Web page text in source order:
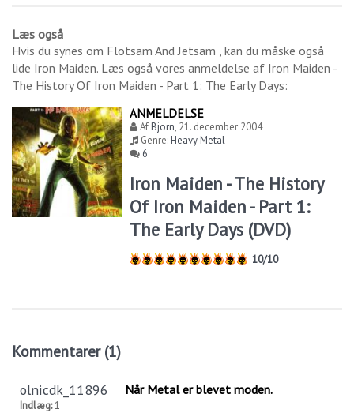
Læs også
Hvis du synes om Flotsam And Jetsam , kan du måske også
lide Iron Maiden. Læs også vores anmeldelse af Iron Maiden -
The History Of Iron Maiden - Part 1: The Early Days:
ANMELDELSE
AfBjorn, 21. december 2004
Genre:Heavy Metal
6
Iron Maiden - The History
Of Iron Maiden - Part 1:
The Early Days (DVD)
10/10
Kommentarer (1)
olnicdk_11896
Indlæg:1
Når Metal er blevet moden.